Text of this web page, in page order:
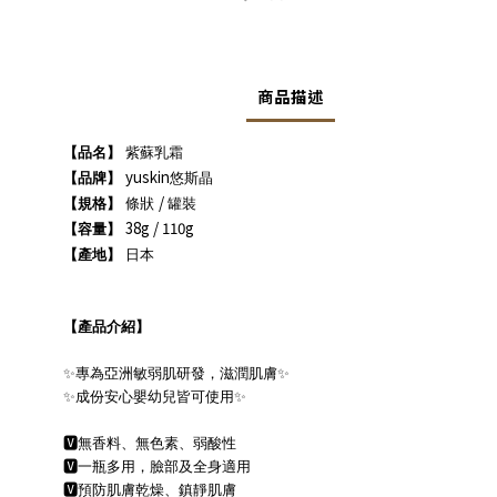
商品描述
【品名】
紫蘇乳霜
【品牌】
yuskin悠斯晶
【規格】
條狀 / 罐裝
【容量】
38g / 110g
【產地】 日本
【產品介紹】
✨專為亞洲敏弱肌研發，滋潤肌膚✨
✨成份安心嬰幼兒皆可使用✨
🆅無香料、無色素、弱酸性
🆅一瓶多用，臉部及全身適用
🆅預防肌膚乾燥、鎮靜肌膚